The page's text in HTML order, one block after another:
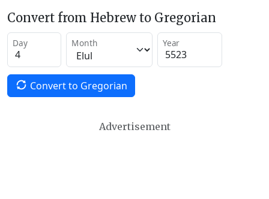
Convert from Hebrew to Gregorian
Day Month Year
Convert to Gregorian
Advertisement